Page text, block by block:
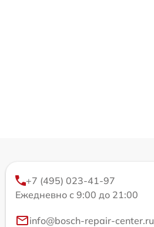
+7 (495) 023-41-97
Ежедневно с 9:00 до 21:00
info@bosch-repair-center.ru